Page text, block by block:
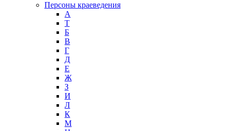
Персоны краеведения
А
T
Б
В
Г
Д
Е
Ж
З
И
Л
К
М